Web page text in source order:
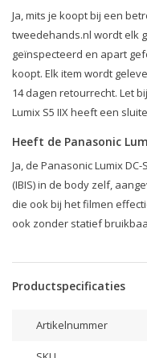
Ja, mits je koopt bij een
tweedehands.nl wordt elk
geïnspecteerd en apart
koopt. Elk item wordt
14 dagen retourrecht. Let
Lumix S5 IIX heeft een
Heeft de Panasonic
Ja, de Panasonic Lumix
(IBIS) in de body zelf,
die ook bij het filmen
ook zonder statief
Productspecificaties
Artikelnummer